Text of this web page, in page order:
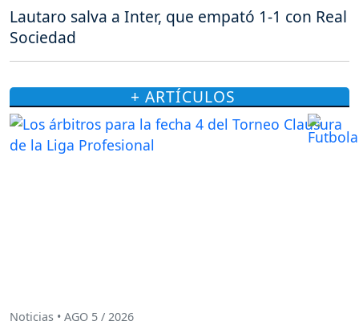
Lautaro salva a Inter, que empató 1-1 con Real
Sociedad
+ ARTÍCULOS
Noticias • AGO 5 / 2026